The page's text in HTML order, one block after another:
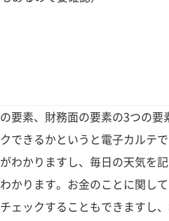
要素、財務面の要素の3つの要
できるかというと電子カルテ
わかりますし、毎日の天気を
かります。お金のことに関し
ェックすることもできますし